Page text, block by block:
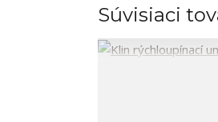
Súvisiaci